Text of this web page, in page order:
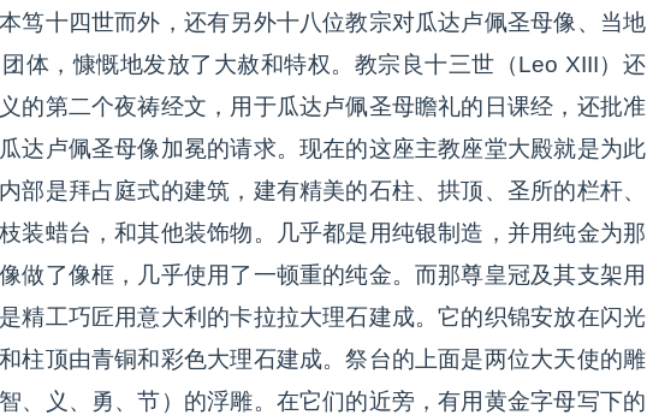
笃十四世而外，还有另外十八位教宗对瓜达卢佩圣母像、当地
体，慷慨地发放了大赦和特权。教宗良十三世（Leo XIII）还
的第二个夜祷经文，用于瓜达卢佩圣母瞻礼的日课经，还批准
达卢佩圣母像加冕的请求。现在的这座主教座堂大殿就是为此
部是拜占庭式的建筑，建有精美的石柱、拱顶、圣所的栏杆、
装蜡台，和其他装饰物。几乎都是用纯银制造，并用纯金为那
做了像框，几乎使用了一顿重的纯金。而那尊皇冠及其支架用
精工巧匠用意大利的卡拉拉大理石建成。它的织锦安放在闪光
柱顶由青铜和彩色大理石建成。祭台的上面是两位大天使的雕
、义、勇、节）的浮雕。在它们的近旁，有用黄金字母写下的